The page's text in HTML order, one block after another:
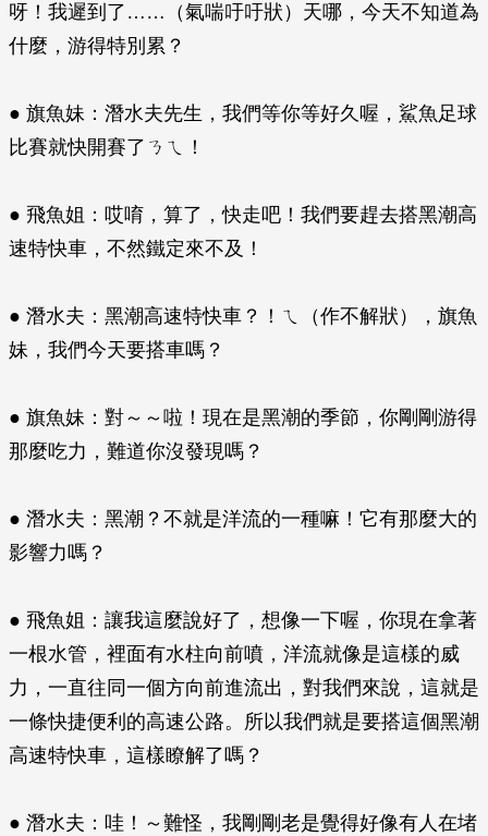
呀！我遲到了……（氣喘吁吁狀）天哪，今天不知道為
什麼，游得特別累？
● 旗魚妹：潛水夫先生，我們等你等好久喔，鯊魚足球
比賽就快開賽了ㄋㄟ！
● 飛魚姐：哎唷，算了，快走吧！我們要趕去搭黑潮高
速特快車，不然鐵定來不及！
● 潛水夫：黑潮高速特快車？！ㄟ（作不解狀），旗魚
妹，我們今天要搭車嗎？
● 旗魚妹：對～～啦！現在是黑潮的季節，你剛剛游得
那麼吃力，難道你沒發現嗎？
● 潛水夫：黑潮？不就是洋流的一種嘛！它有那麼大的
影響力嗎？
● 飛魚姐：讓我這麼說好了，想像一下喔，你現在拿著
一根水管，裡面有水柱向前噴，洋流就像是這樣的威
力，一直往同一個方向前進流出，對我們來說，這就是
一條快捷便利的高速公路。所以我們就是要搭這個黑潮
高速特快車，這樣瞭解了嗎？
● 潛水夫：哇！～難怪，我剛剛老是覺得好像有人在堵